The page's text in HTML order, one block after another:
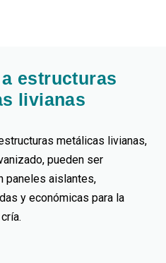
estructuras
livianas
metálicas livianas,
pueden ser
paneles aislantes,
y económicas para la